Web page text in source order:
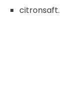
citronsaft.